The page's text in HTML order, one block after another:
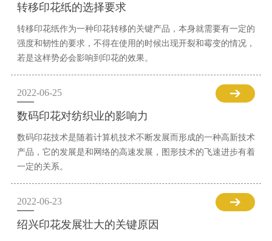
转移印花纸的选择要求
转移印花纸作为一种印花转移的关键产品，本身就需要有一定的
强度和韧性的要求，不得在使用的时候出现开裂和霉变的情况，
若是这样势必会影响到印花的效果。
2022-06-25
数码印花对纺织业的影响力
数码印花技术是随着计算机技术不断发展而形成的一种高新技术
产品，它的发展是和网络的高速发展，图形技术的飞速进步有着
一定的关系。
2022-06-23
绍兴印花发展壮大的关键原因